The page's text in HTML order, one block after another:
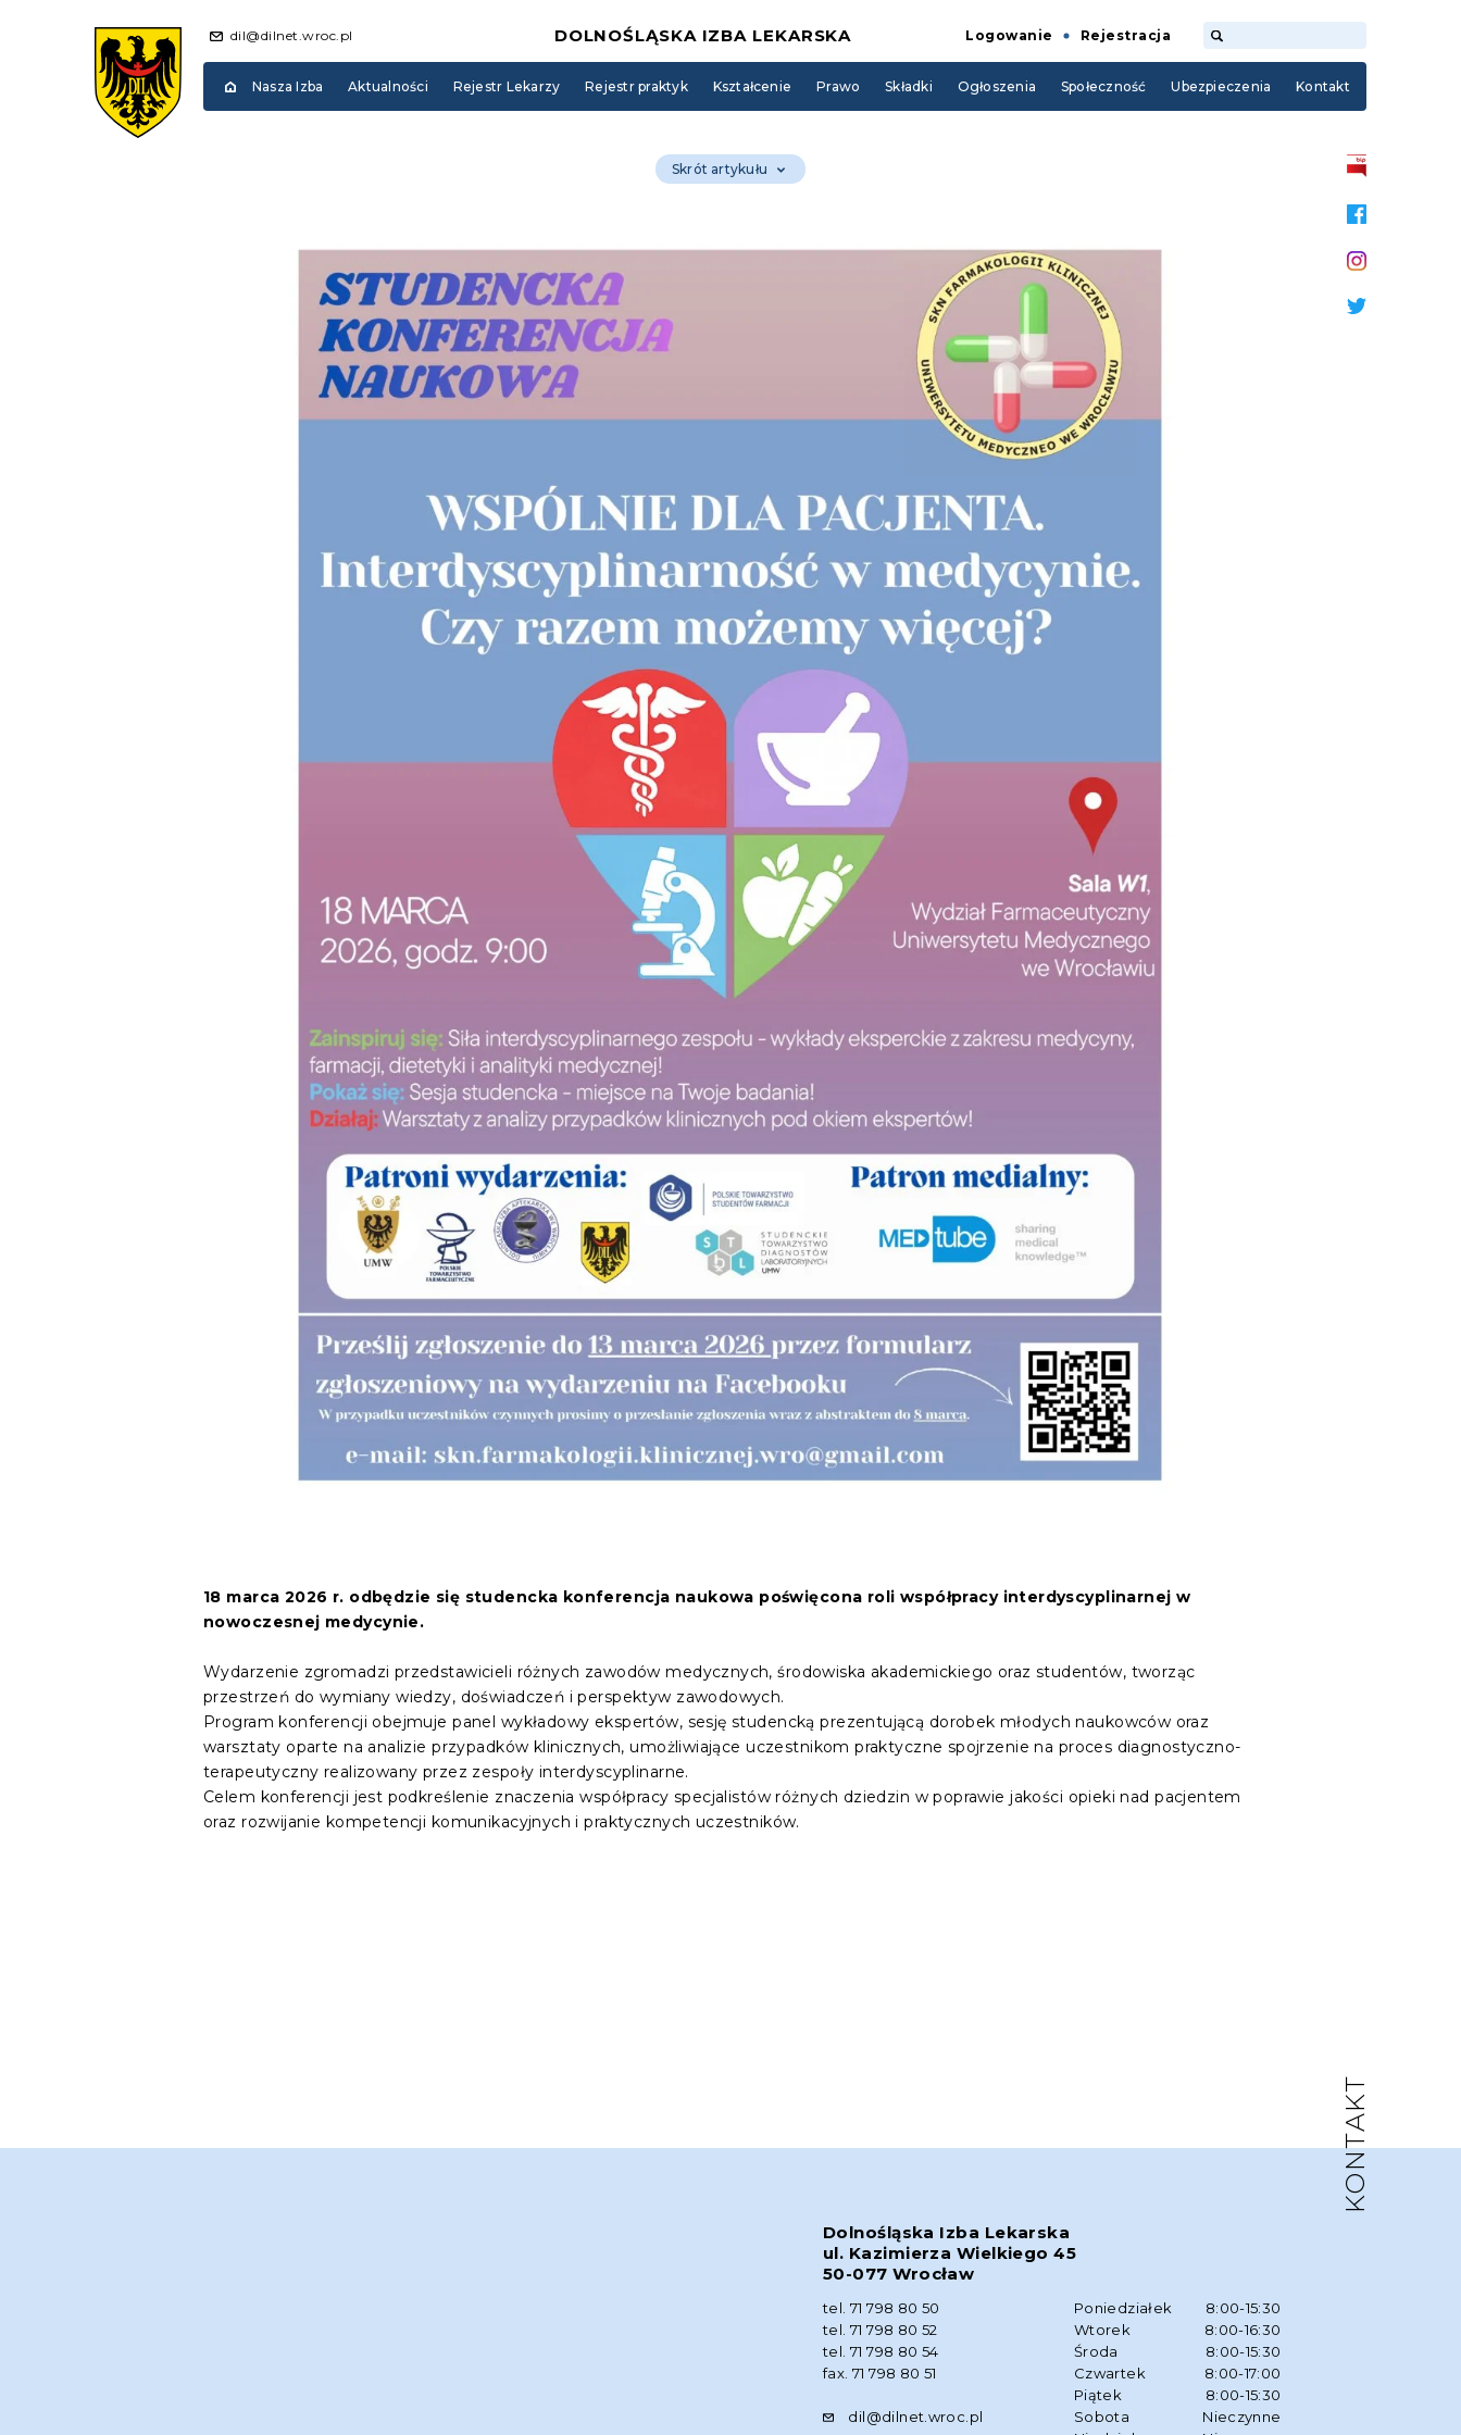
dil@dilnet.wroc.pl DOLNOŚLĄSKA IZBA LEKARSKA Logowanie Rejestracja
Nasza Izba Aktualności Rejestr Lekarzy Rejestr praktyk Kształcenie Prawo Składki Ogłoszenia Społeczność Ubezpieczenia Kontakt
Skrót artykułu
18 marca 2026 r. odbędzie się studencka konferencja naukowa poświęcona roli współpracy interdyscyplinarnej w
nowoczesnej medycynie.
Wydarzenie zgromadzi przedstawicieli różnych zawodów medycznych, środowiska akademickiego oraz studentów, tworząc
przestrzeń do wymiany wiedzy, doświadczeń i perspektyw zawodowych.
Program konferencji obejmuje panel wykładowy ekspertów, sesję studencką prezentującą dorobek młodych naukowców oraz
warsztaty oparte na analizie przypadków klinicznych, umożliwiające uczestnikom praktyczne spojrzenie na proces diagnostyczno-
terapeutyczny realizowany przez zespoły interdyscyplinarne.
Celem konferencji jest podkreślenie znaczenia współpracy specjalistów różnych dziedzin w poprawie jakości opieki nad pacjentem
oraz rozwijanie kompetencji komunikacyjnych i praktycznych uczestników.
KONTAKT
Dolnośląska Izba Lekarska
ul. Kazimierza Wielkiego 45
50-077 Wrocław
tel. 71 798 80 50
tel. 71 798 80 52
tel. 71 798 80 54
fax. 71 798 80 51
dil@dilnet.wroc.pl
Poniedziałek
8:00-15:30
Wtorek
8:00-16:30
Środa
8:00-15:30
Czwartek
8:00-17:00
Piątek
8:00-15:30
Sobota
Nieczynne